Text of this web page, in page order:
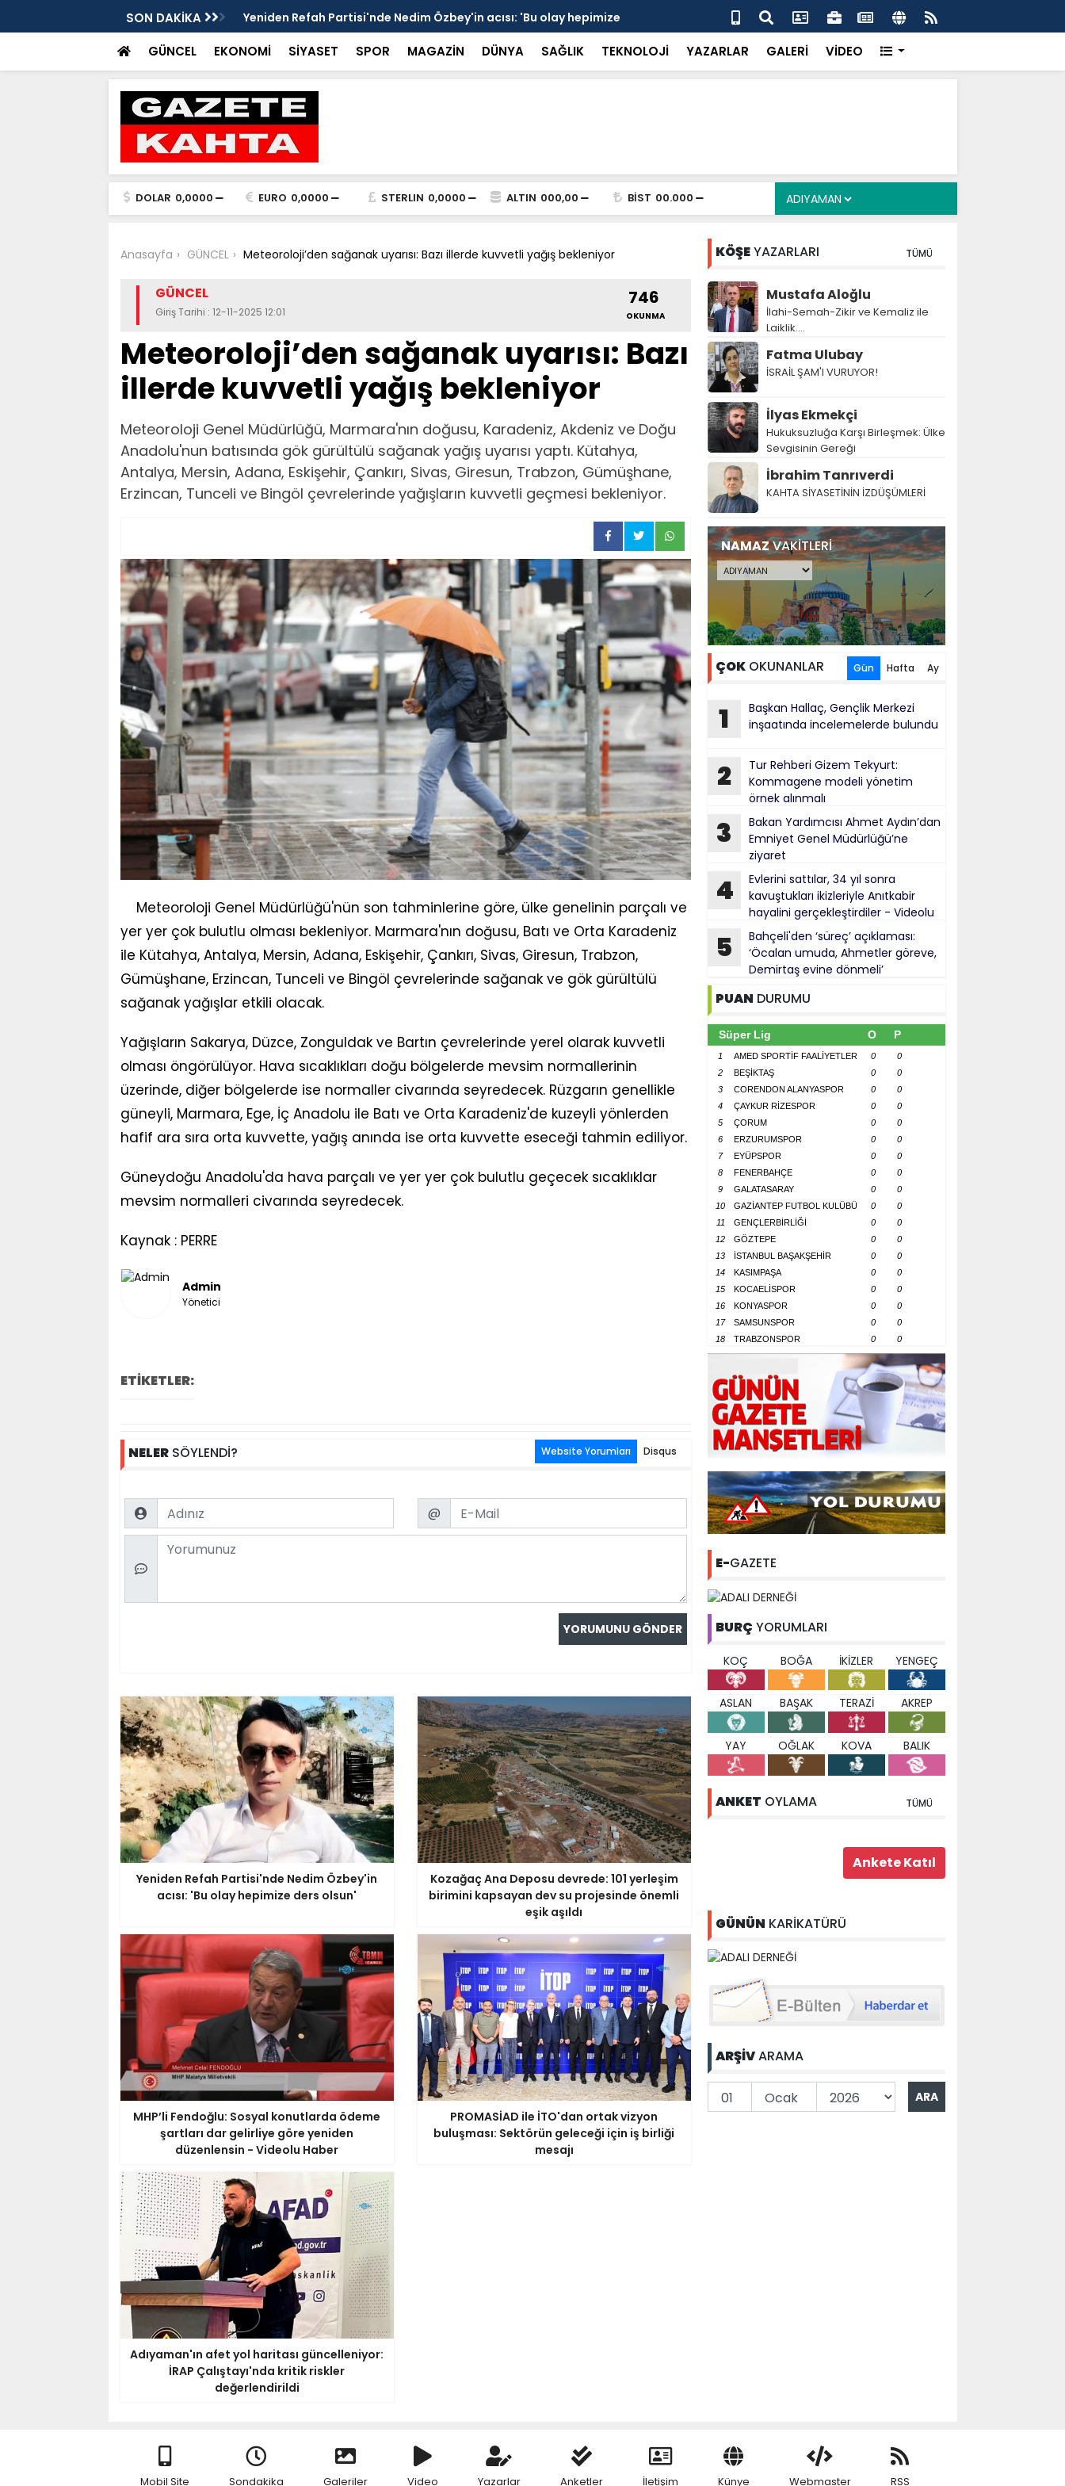
SON DAKİKA
Özbey'in acısı: 'Bu olay hepimize
Kozağaç Ana Deposu devrede: 101 yerleşim birimini kapsayan dev su
projesinde önemli eşik aşıldı
Prof. Dr. Dalyan: ‘Fransız Enstitüsü raporu, Adıyaman'daki siyasi
kırılmayı 'metroköy' kavramıyla açıklıyor’
GÜNCEL EKONOMİ SİYASET SPOR MAGAZİN DÜNYA SAĞLIK TEKNOLOJİ YAZARLAR GALERİ VİDEO
DOLAR 0,0000 EURO 0,0000 STERLIN 0,0000 ALTIN 000,00 BİST 00.000
Anasayfa GÜNCEL Meteoroloji’den sağanak uyarısı: Bazı illerde kuvvetli yağış bekleniyor
GÜNCEL
Giriş Tarihi : 12-11-2025 12:01
746
OKUNMA
Meteoroloji’den sağanak uyarısı: Bazı
illerde kuvvetli yağış bekleniyor
Meteoroloji Genel Müdürlüğü, Marmara'nın doğusu, Karadeniz, Akdeniz ve Doğu
Anadolu'nun batısında gök gürültülü sağanak yağış uyarısı yaptı. Kütahya,
Antalya, Mersin, Adana, Eskişehir, Çankırı, Sivas, Giresun, Trabzon, Gümüşhane,
Erzincan, Tunceli ve Bingöl çevrelerinde yağışların kuvvetli geçmesi bekleniyor.
Meteoroloji Genel Müdürlüğü'nün son tahminlerine göre, ülke genelinin parçalı ve
yer yer çok bulutlu olması bekleniyor. Marmara'nın doğusu, Batı ve Orta Karadeniz
ile Kütahya, Antalya, Mersin, Adana, Eskişehir, Çankırı, Sivas, Giresun, Trabzon,
Gümüşhane, Erzincan, Tunceli ve Bingöl çevrelerinde sağanak ve gök gürültülü
sağanak yağışlar etkili olacak.
Yağışların Sakarya, Düzce, Zonguldak ve Bartın çevrelerinde yerel olarak kuvvetli
olması öngörülüyor. Hava sıcaklıkları doğu bölgelerde mevsim normallerinin
üzerinde, diğer bölgelerde ise normaller civarında seyredecek. Rüzgarın genellikle
güneyli, Marmara, Ege, İç Anadolu ile Batı ve Orta Karadeniz'de kuzeyli yönlerden
hafif ara sıra orta kuvvette, yağış anında ise orta kuvvette eseceği tahmin ediliyor.
Güneydoğu Anadolu'da hava parçalı ve yer yer çok bulutlu geçecek sıcaklıklar
mevsim normalleri civarında seyredecek.
Kaynak : PERRE
Admin
Yönetici
ETİKETLER:
NELERSÖYLENDİ? Website Yorumları Disqus
Name Email
@
Comment
Yeniden Refah Partisi'nde Nedim Özbey'in
acısı: 'Bu olay hepimize ders olsun'
Kozağaç Ana Deposu devrede: 101 yerleşim
birimini kapsayan dev su projesinde önemli
eşik aşıldı
MHP’li Fendoğlu: Sosyal konutlarda ödeme
şartları dar gelirliye göre yeniden
düzenlensin - Videolu Haber
PROMASİAD ile İTO'dan ortak vizyon
buluşması: Sektörün geleceği için iş birliği
mesajı
Adıyaman'ın afet yol haritası güncelleniyor:
İRAP Çalıştayı'nda kritik riskler
değerlendirildi
KÖŞEYAZARLARI TÜMÜ
Mustafa Aloğlu
İlahi-Semah-Zikir ve Kemaliz ile
Laiklik….
Fatma Ulubay
İSRAİL ŞAM'I VURUYOR!
İlyas Ekmekçi
Hukuksuzluğa Karşı Birleşmek: Ülke
Sevgisinin Gereği
İbrahim Tanrıverdi
KAHTA SİYASETİNİN İZDÜŞÜMLERİ
NAMAZVAKİTLERİ
ÇOKOKUNANLAR Gün Hafta Ay
1
Başkan Hallaç, Gençlik Merkezi
inşaatında incelemelerde bulundu
2
Tur Rehberi Gizem Tekyurt:
Kommagene modeli yönetim
örnek alınmalı
3
Bakan Yardımcısı Ahmet Aydın’dan
Emniyet Genel Müdürlüğü’ne
ziyaret
4
Evlerini sattılar, 34 yıl sonra
kavuştukları ikizleriyle Anıtkabir
hayalini gerçekleştirdiler - Videolu
5
Bahçeli'den ‘süreç’ açıklaması:
‘Öcalan umuda, Ahmetler göreve,
Demirtaş evine dönmeli’
PUAN DURUMU
Süper Lig O P
1 AMED SPORTİF FAALİYETLER 0
0
2
BEŞİKTAŞ 0
0
3
CORENDON ALANYASPOR 0
0
4
ÇAYKUR RİZESPOR 0
0
5
ÇORUM 0
0
6
ERZURUMSPOR 0
0
7
EYÜPSPOR 0
0
8
FENERBAHÇE 0
0
9
GALATASARAY 0
0
10
GAZİANTEP FUTBOL KULÜBÜ 0
0
11
GENÇLERBİRLİĞİ 0
0
12
GÖZTEPE 0
0
13
İSTANBUL BAŞAKŞEHİR 0
0
14
KASIMPAŞA 0
0
15
KOCAELİSPOR 0
0
16
KONYASPOR 0
0
17
SAMSUNSPOR 0
0
18
TRABZONSPOR 0 0
E-GAZETE
BURÇ YORUMLARI
KOÇ BOĞA İKİZLER YENGEÇ
ASLAN BAŞAK TERAZİ AKREP
YAY OĞLAK KOVA BALIK
ANKET OYLAMA TÜMÜ
GÜNÜN KARİKATÜRÜ
ARŞİVARAMA
Mobil Site Sondakika Galeriler Video Yazarlar Anketler İletişim Künye Webmaster RSS